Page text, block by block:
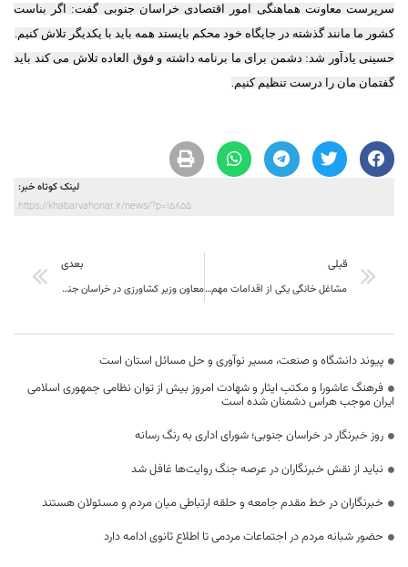
سرپرست معاونت هماهنگی امور اقتصادی خراسان‌ جنوبی گفت: اگر بناست
کشور ما مانند گذشته در جایگاه خود محکم بایستد همه باید با یکدیگر تلاش کنیم.
حسینی یادآور شد: دشمن برای ما برنامه داشته و فوق العاده تلاش می کند باید
گفتمان مان را درست تنظیم کنیم.
لینک کوتاه خبر:
https://khabarvahonar.ir/news/?p=15855
قبلی
مشاغل خانگی یکی از اقدامات مهم در دست اجرای وزارت کار است
بعدی
معاون وزیر کشاورزی در خراسان جنوبی : اولین خط قرمز این است که از آب چه تولید می شود
پیوند دانشگاه و صنعت، مسیر نوآوری و حل مسائل استان است
فرهنگ عاشورا و مکتب ایثار و شهادت امروز بیش از توان نظامی جمهوری اسلامی
ایران موجب هراس دشمنان شده است
روز خبرنگار در خراسان جنوبی؛ شورای اداری به رنگ رسانه
نباید از نقش خبرنگاران در عرصه جنگ روایت‌ها غافل شد
خبرنگاران در خط مقدم جامعه و حلقه ارتباطی میان مردم و مسئولان هستند
حضور شبانه مردم در اجتماعات مردمی تا اطلاع ثانوی ادامه دارد